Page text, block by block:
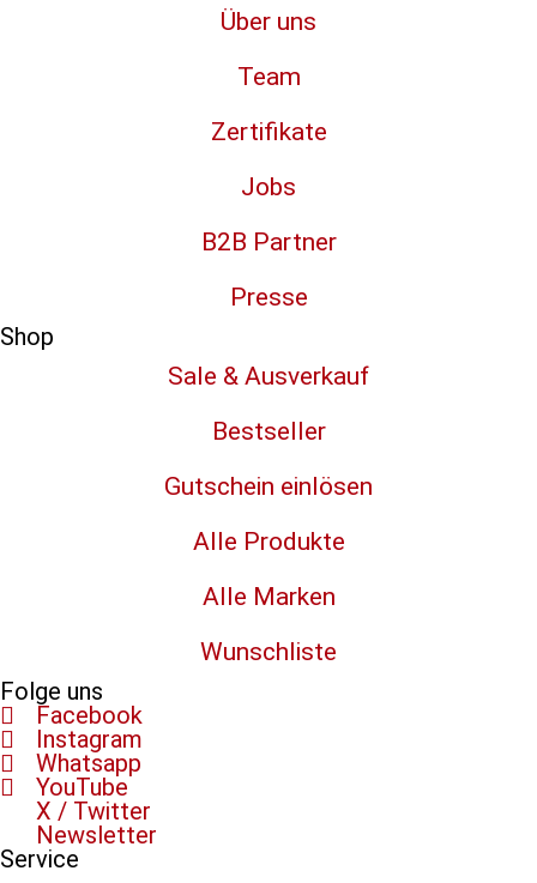
Über uns
Team
Zertifikate
Jobs
B2B Partner
Presse
Shop
Sale & Ausverkauf
Bestseller
Gutschein einlösen
Alle Produkte
Alle Marken
Wunschliste
Folge uns
Facebook
Instagram
Whatsapp
YouTube
X / Twitter
Newsletter
Service